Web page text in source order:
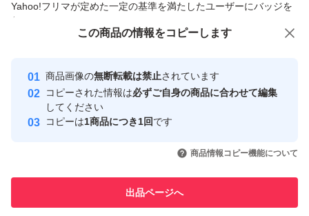
冩楽、飛露喜、十四代、磯自慢
くどき上手、澤屋まつもと、花陽浴、勝駒、九平次、久保
Yahoo!フリマが定めた一定の基準を満たしたユーザーにバッジを
付与しています
安心取引出品者
心・安全なユーザーです
取引実績
引を完了させた実績があります
での取引実績があります
この商品の情報をコピーします
商品画像の無断転載は禁止されています
コピーされた情報は必ずご自身の商品に合わせて編集
してください
コピーは1商品につき1回です
商品情報コピー機能について
出品ページへ
この商品をみている人にオススメ